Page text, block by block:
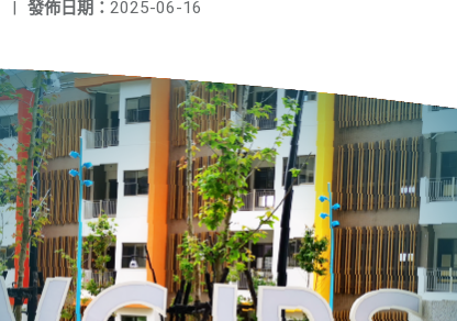
發佈日期： 2025-06-16
|